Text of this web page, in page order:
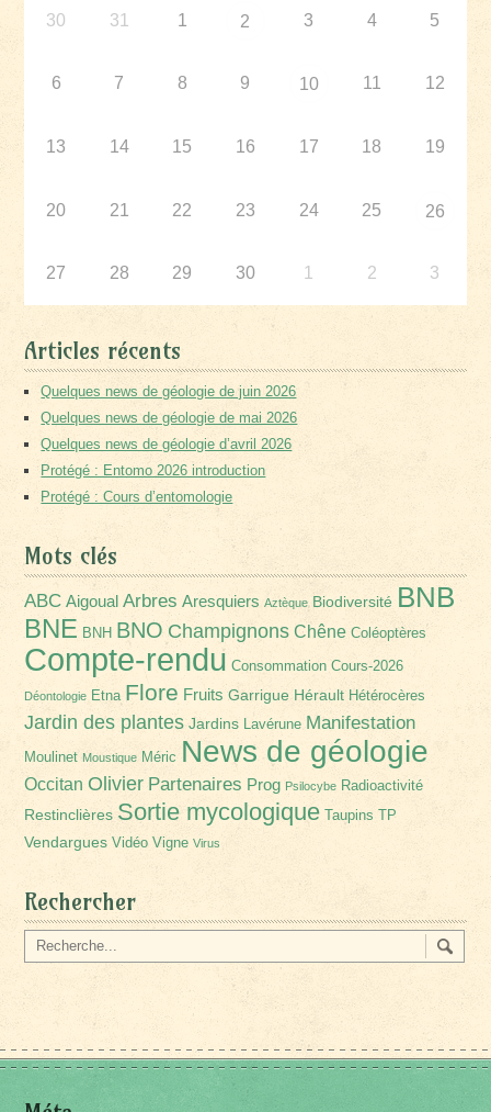
30 31 1 2 3 4 5
6 7 8 9 10 11 12
13 14 15 16 17 18 19
20 21 22 23 24 25 26
27 28 29 30 1 2 3
Articles récents
Quelques news de géologie de juin 2026
Quelques news de géologie de mai 2026
Quelques news de géologie d’avril 2026
Protégé : Entomo 2026 introduction
Protégé : Cours d’entomologie
Mots clés
ABC Aigoual Arbres Aresquiers Aztèque Biodiversité BNB
BNE BNH BNO Champignons Chêne Coléoptères
Compte-rendu Consommation Cours-2026
Déontologie Etna Flore Fruits Garrigue Hérault Hétérocères
Jardin des plantes Jardins Lavérune Manifestation
Moulinet Moustique Méric News de géologie
Occitan Olivier Partenaires Prog Psilocybe Radioactivité
Restinclières Sortie mycologique Taupins TP
Vendargues Vidéo Vigne Virus
Rechercher